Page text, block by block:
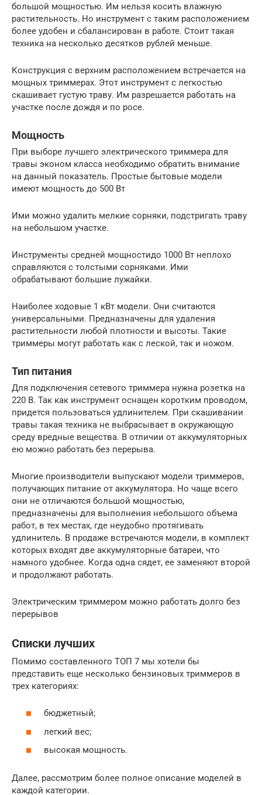
большой мощностью. Им нельзя косить влажную
растительность. Но инструмент с таким расположением
более удобен и сбалансирован в работе. Стоит такая
техника на несколько десятков рублей меньше.
Конструкция с верхним расположением встречается на
мощных триммерах. Этот инструмент с легкостью
скашивает густую траву. Им разрешается работать на
участке после дождя и по росе.
Мощность
При выборе лучшего электрического триммера для
травы эконом класса необходимо обратить внимание
на данный показатель. Простые бытовые модели
имеют мощность до 500 Вт
Ими можно удалить мелкие сорняки, подстригать траву
на небольшом участке.
Инструменты средней мощностидо 1000 Вт неплохо
справляются с толстыми сорняками. Ими
обрабатывают большие лужайки.
Наиболее ходовые 1 кВт модели. Они считаются
универсальными. Предназначены для удаления
растительности любой плотности и высоты. Такие
триммеры могут работать как с леской, так и ножом.
Тип питания
Для подключения сетевого триммера нужна розетка на
220 В. Так как инструмент оснащен коротким проводом,
придется пользоваться удлинителем. При скашивании
травы такая техника не выбрасывает в окружающую
среду вредные вещества. В отличии от аккумуляторных
ею можно работать без перерыва.
Многие производители выпускают модели триммеров,
получающих питание от аккумулятора. Но чаще всего
они не отличаются большой мощностью,
предназначены для выполнения небольшого объема
работ, в тех местах, где неудобно протягивать
удлинитель. В продаже встречаются модели, в комплект
которых входят две аккумуляторные батареи, что
намного удобнее. Когда одна сядет, ее заменяют второй
и продолжают работать.
Электрическим триммером можно работать долго без
перерывов
Списки лучших
Помимо составленного ТОП 7 мы хотели бы
представить еще несколько бензиновых триммеров в
трех категориях:
бюджетный;
легкий вес;
высокая мощность.
Далее, рассмотрим более полное описание моделей в
каждой категории.